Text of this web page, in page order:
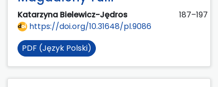
Katarzyna Bielewicz-Jędros
187–197
https://doi.org/10.31648/pl.9086
PDF (Język Polski)